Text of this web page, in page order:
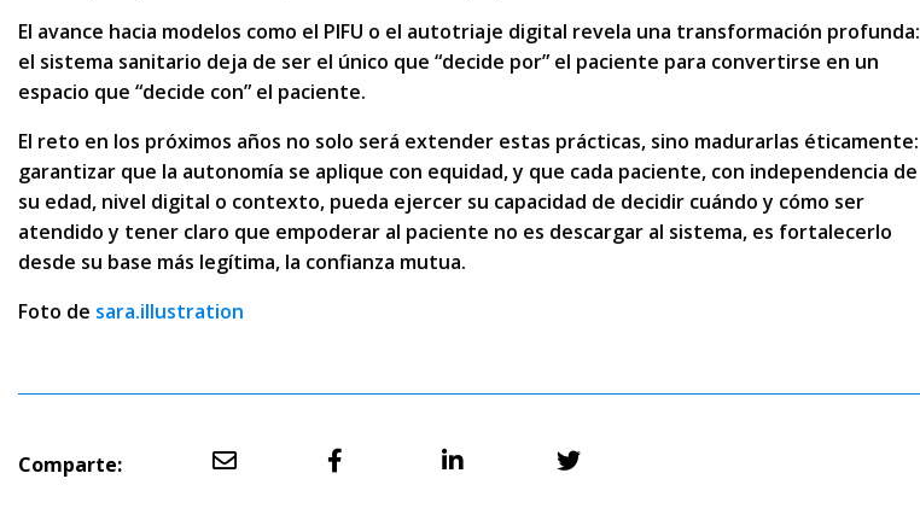
El avance hacia modelos como el PIFU o el autotriaje digital revela una transformación profunda:
el sistema sanitario deja de ser el único que “decide por” el paciente para convertirse en un
espacio que “decide con” el paciente.
El reto en los próximos años no solo será extender estas prácticas, sino madurarlas éticamente:
garantizar que la autonomía se aplique con equidad, y que cada paciente, con independencia de
su edad, nivel digital o contexto, pueda ejercer su capacidad de decidir cuándo y cómo ser
atendido y tener claro que empoderar al paciente no es descargar al sistema, es fortalecerlo
desde su base más legítima, la confianza mutua.
Foto de sara.illustration
Comparte: